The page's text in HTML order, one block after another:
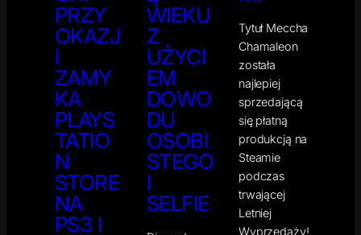
PRZY
OKAZJ
I
ZAMY
KA
PLAYS
TATIO
N
STORE
NA
PS3 I
WIEKU
Z
UŻYCI
EM
DOWO
DU
OSOBI
STEGO
I
SELFIE
Tytuł Meccha
Chamaleon
została
najlepiej
sprzedającą
się płatną
produkcją na
Steamie
podczas
trwającej
Letniej
Wyprzedaży!